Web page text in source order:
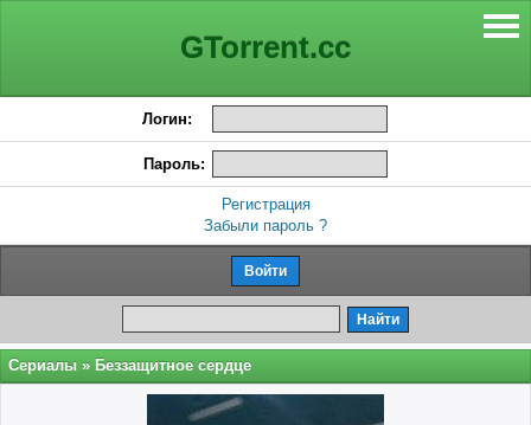
GTorrent.cc
Логин:
Пароль:
Регистрация
Забыли пароль ?
Сериалы » Беззащитное сердце